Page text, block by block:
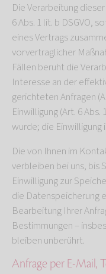
Die Verarbeitung
6 Abs. 1 lit. b DSGVO,
eines Vertrags
vorvertraglicher
Fällen beruht die
Interesse an der
gerichteten Anfragen
Einwilligung (Art. 6
wurde; die
Die von Ihnen im
verbleiben bei uns, bis
Einwilligung zur
die Datenspeicherung
Bearbeitung Ihrer
Bestimmungen –
bleiben unberührt.
Anfrage per E-Mail,